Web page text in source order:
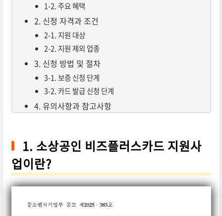
1-2. 주요 혜택
2. 신청 자격과 조건
2-1. 지원 대상
2-2. 지원 제외 업종
3. 신청 방법 및 절차
3-1. 보증 신청 단계
3-2. 카드 발급 신청 단계
4. 유의사항과 참고사항
1. 소상공인 비즈플러스카드 지원사
업이란?